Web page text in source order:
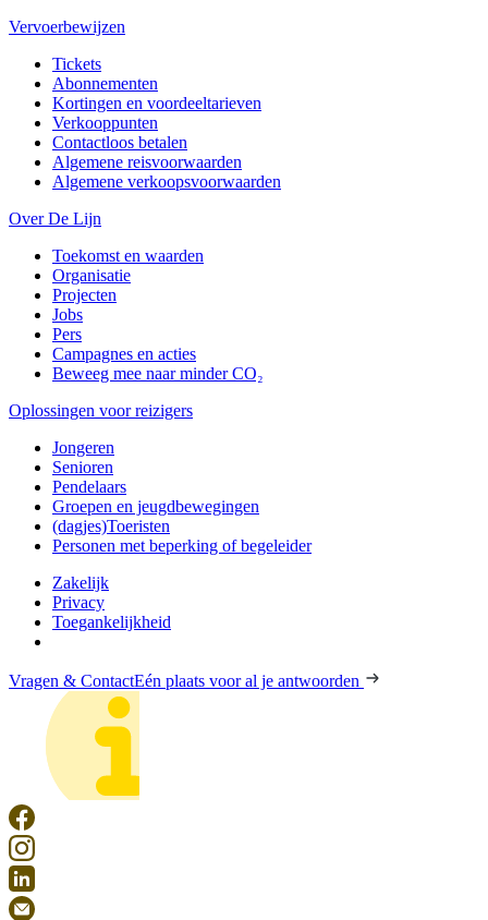
Vervoerbewijzen
Tickets
Abonnementen
Kortingen en voordeeltarieven
Verkooppunten
Contactloos betalen
Algemene reisvoorwaarden
Algemene verkoopsvoorwaarden
Over De Lijn
Toekomst en waarden
Organisatie
Projecten
Jobs
Pers
Campagnes en acties
Beweeg mee naar minder CO₂
Oplossingen voor reizigers
Jongeren
Senioren
Pendelaars
Groepen en jeugdbewegingen
(dagjes)Toeristen
Personen met beperking of begeleider
Zakelijk
Privacy
Toegankelijkheid
Vragen & ContactEén plaats voor al je antwoorden